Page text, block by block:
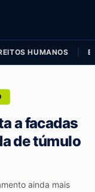
HUMANOS
a facadas
de túmulo
ainda mais